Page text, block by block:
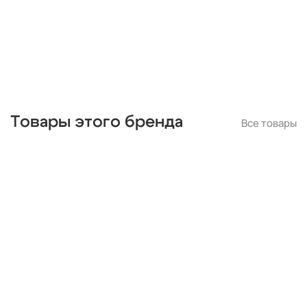
Товары этого бренда Все товары